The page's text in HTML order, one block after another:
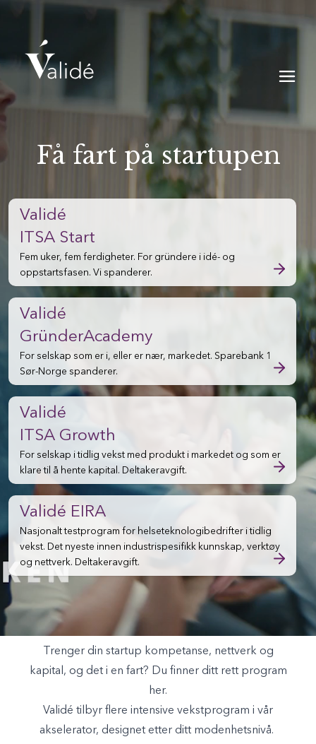
Få fart på startupen
Validé
ITSA Start
Fem uker, fem ferdigheter. For gründere i idé- og
oppstartsfasen. Vi spanderer.
Validé
GründerAcademy
For selskap som er i, eller er nær, markedet. Sparebank 1
Sør-Norge spanderer.
Validé
ITSA Growth
For selskap i tidlig vekst med produkt i markedet og som er
klare til å hente kapital. Deltakeravgift.
Validé EIRA
Nasjonalt testprogram for helseteknologibedrifter i tidlig
vekst. Det nyeste innen industrispesifikk kunnskap, verktøy
og nettverk. Deltakeravgift.
Trenger din startup kompetanse, nettverk og
kapital, og det i en fart? Du finner ditt rett program
her.
Validé tilbyr flere intensive vekstprogram i vår
akselerator, designet etter ditt modenhetsnivå.